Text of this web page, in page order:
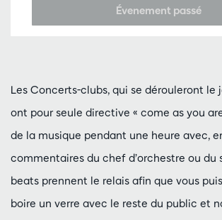
Évenement passé
Les Concerts-clubs, qui se dérouleront le
ont pour seule directive « come as you
de la musique pendant une heure avec,
commentaires du chef d’orchestre ou du
beats prennent le relais afin que vous
boire un verre avec le reste du public et